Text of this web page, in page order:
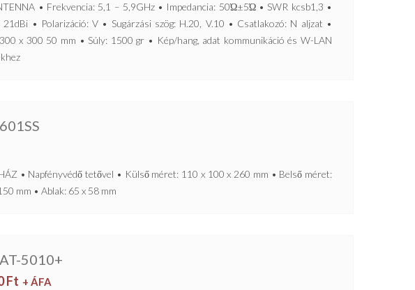
• Frekvencia: 5,1 – 5,9GHz • Impedancia: 50Ώ±5Ώ • SWR kcsb1,3 •
21dBi • Polarizáció: V • Sugárzási szög: H.20, V.10 • Csatlakozó: N aljzat •
x 300 50 mm • Súly: 1500 gr • Kép/hang, adat kommunikáció és W-LAN
• Napfényvédő tetővel • Külső méret: 110 x 100 x 260 mm • Belső méret:
mm • Ablak: 65 x 58 mm
5010+
Ft + ÁFA